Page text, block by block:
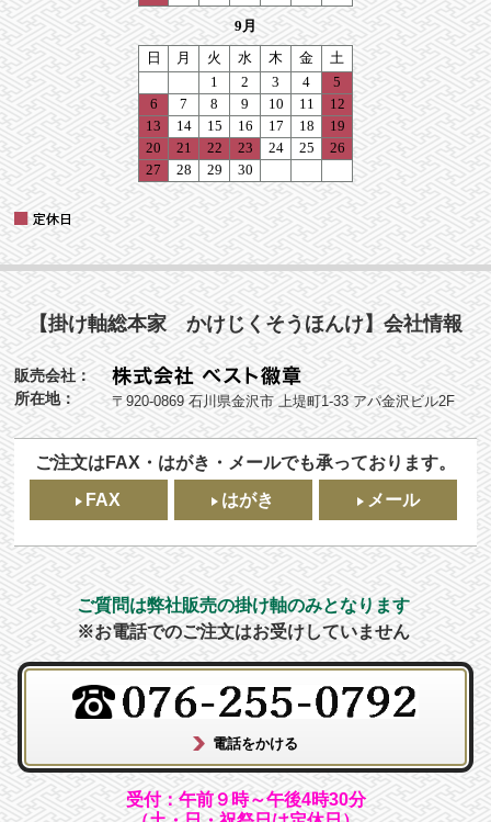
【掛け軸総本家 かけじくそうほんけ】会社情報
販売会社：
所在地：
〒920-0869 石川県金沢市 上堤町1-33 アパ金沢ビル2F
ご注文はFAX・はがき・メールでも承っております。
FAX
はがき メール
ご質問は弊社販売の掛け軸のみとなります
※お電話でのご注文はお受けしていません
受付：午前９時～午後4時30分